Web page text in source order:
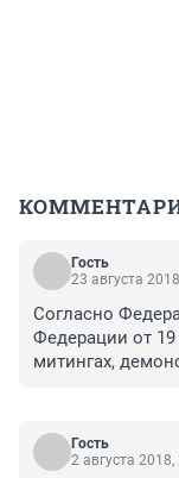
Гость
23 августа
Согласно
Федерации от
митингах,
«Форма
Гость
2 августа 2018,